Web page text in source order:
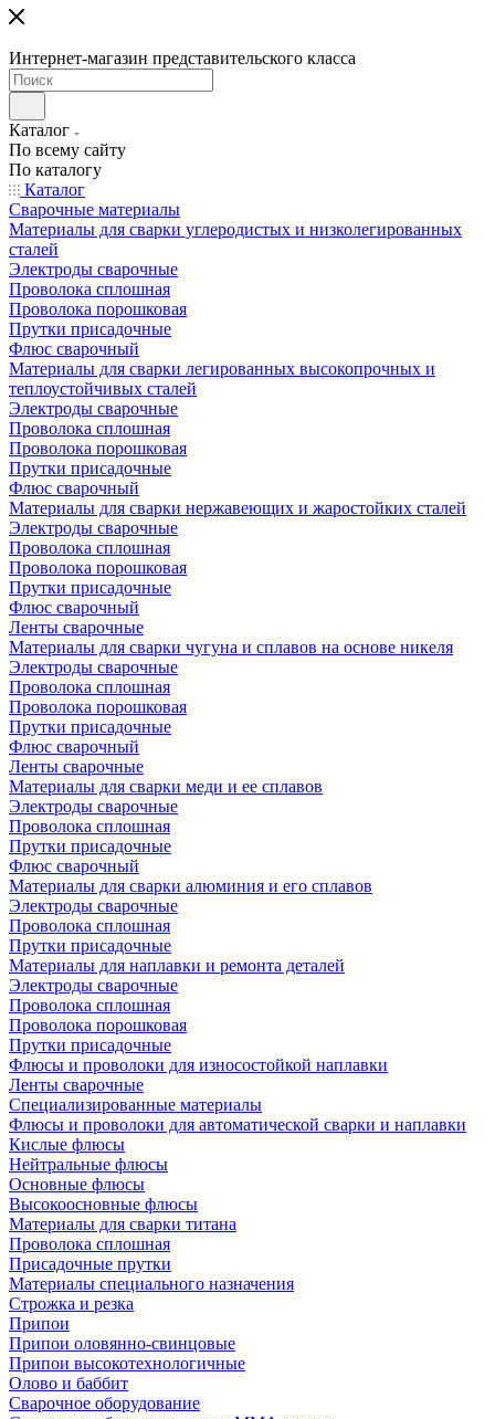
Интернет-магазин представительского класса
Каталог
По всему сайту
По каталогу
Каталог
Сварочные материалы
Материалы для сварки углеродистых и низколегированных
сталей
Электроды сварочные
Проволока сплошная
Проволока порошковая
Прутки присадочные
Флюс сварочный
Материалы для сварки легированных высокопрочных и
теплоустойчивых сталей
Электроды сварочные
Проволока сплошная
Проволока порошковая
Прутки присадочные
Флюс сварочный
Материалы для сварки нержавеющих и жаростойких сталей
Электроды сварочные
Проволока сплошная
Проволока порошковая
Прутки присадочные
Флюс сварочный
Ленты сварочные
Материалы для сварки чугуна и сплавов на основе никеля
Электроды сварочные
Проволока сплошная
Проволока порошковая
Прутки присадочные
Флюс сварочный
Ленты сварочные
Материалы для сварки меди и ее сплавов
Электроды сварочные
Проволока сплошная
Прутки присадочные
Флюс сварочный
Материалы для сварки алюминия и его сплавов
Электроды сварочные
Проволока сплошная
Прутки присадочные
Материалы для наплавки и ремонта деталей
Электроды сварочные
Проволока сплошная
Проволока порошковая
Прутки присадочные
Флюсы и проволоки для износостойкой наплавки
Ленты сварочные
Специализированные материалы
Флюсы и проволоки для автоматической сварки и наплавки
Кислые флюсы
Нейтральные флюсы
Основные флюсы
Высокоосновные флюсы
Материалы для сварки титана
Проволока сплошная
Присадочные прутки
Материалы специального назначения
Строжка и резка
Припои
Припои оловянно-свинцовые
Припои высокотехнологичные
Олово и баббит
Сварочное оборудование